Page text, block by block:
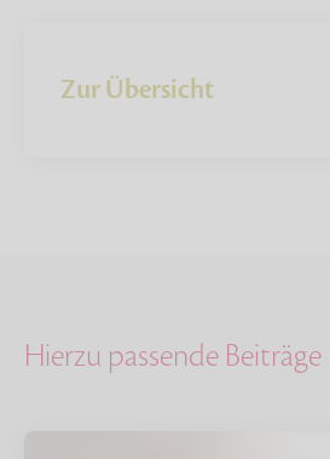
Zur Übersicht
Hierzu passende Beiträge